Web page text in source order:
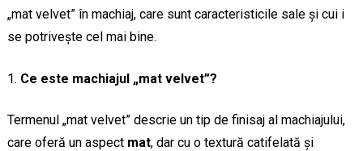
„mat velvet” în machiaj, care sunt caracteristicile sale și cui i
se potrivește cel mai bine.
Ce este machiajul „mat velvet”?
Termenul „mat velvet” descrie un tip de finisaj al machiajului,
care oferă un aspect mat, dar cu o textură catifelată și